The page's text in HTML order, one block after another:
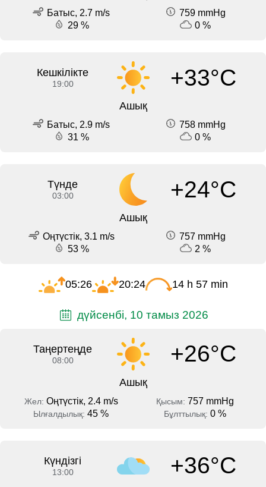
Батыс, 2.7 m/s
759 mmHg
29 %
0 %
Кешкілікте
19:00 +33°C
Ашық
Батыс, 2.9 m/s
758 mmHg
31 %
0 %
Түнде
03:00 +24°C
Ашық
Оңтүстік, 3.1 m/s
757 mmHg
53 %
2 %
05:26 20:24 14 h 57 min
дүйсенбі, 10 тамыз 2026
Таңертеңде
08:00 +26°C
Ашық
Жел: Оңтүстік, 2.4 m/s Қысым: 757 mmHg
Ылғалдылық: 45 % Бұлттылық: 0 %
Күндізгі
13:00 +36°C